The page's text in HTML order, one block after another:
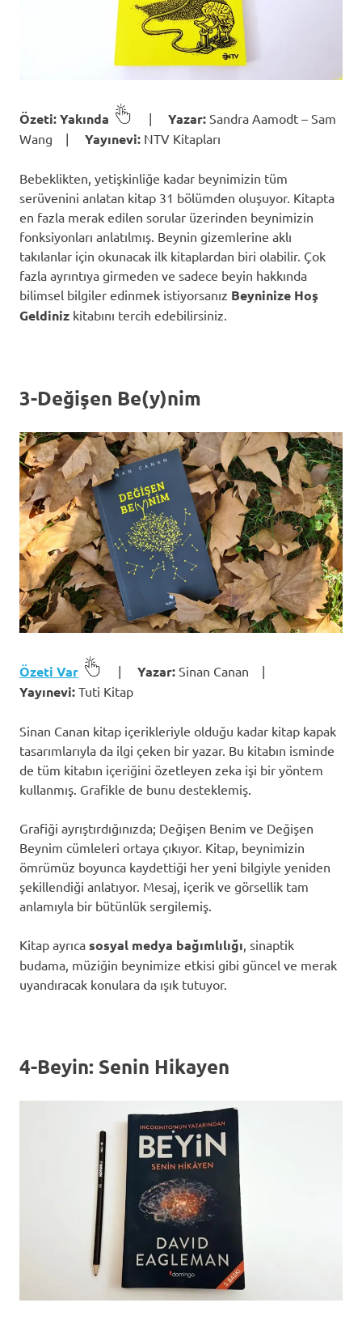
Özeti: Yakında | Yazar: Sandra Aamodt – Sam
Wang | Yayınevi: NTV Kitapları
Bebeklikten, yetişkinliğe kadar beynimizin tüm
serüvenini anlatan kitap 31 bölümden oluşuyor. Kitapta
en fazla merak edilen sorular üzerinden beynimizin
fonksiyonları anlatılmış. Beynin gizemlerine aklı
takılanlar için okunacak ilk kitaplardan biri olabilir. Çok
fazla ayrıntıya girmeden ve sadece beyin hakkında
bilimsel bilgiler edinmek istiyorsanız Beyninize Hoş
Geldiniz kitabını tercih edebilirsiniz.
3-Değişen Be(y)nim
Özeti Var | Yazar: Sinan Canan |
Yayınevi: Tuti Kitap
Sinan Canan kitap içerikleriyle olduğu kadar kitap kapak
tasarımlarıyla da ilgi çeken bir yazar. Bu kitabın isminde
de tüm kitabın içeriğini özetleyen zeka işi bir yöntem
kullanmış. Grafikle de bunu desteklemiş.
Grafiği ayrıştırdığınızda; Değişen Benim ve Değişen
Beynim cümleleri ortaya çıkıyor. Kitap, beynimizin
ömrümüz boyunca kaydettiği her yeni bilgiyle yeniden
şekillendiği anlatıyor. Mesaj, içerik ve görsellik tam
anlamıyla bir bütünlük sergilemiş.
Kitap ayrıca sosyal medya bağımlılığı , sinaptik
budama, müziğin beynimize etkisi gibi güncel ve merak
uyandıracak konulara da ışık tutuyor.
4-Beyin: Senin Hikayen